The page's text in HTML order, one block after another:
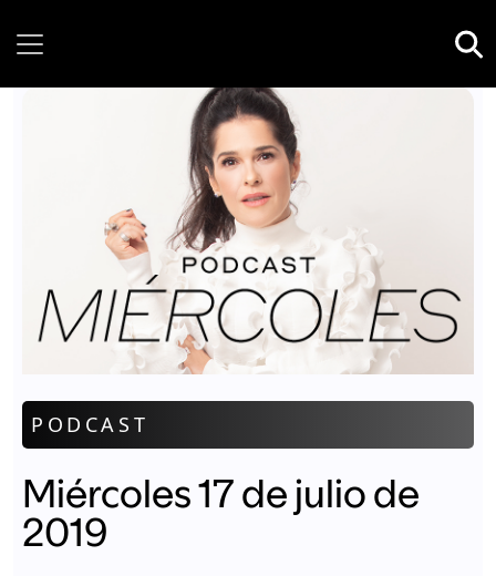
PODCAST
Miércoles 17 de julio de
2019